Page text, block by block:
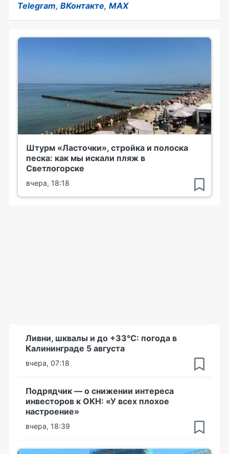
Telegram, ВКонтакте, MAX
Штурм «Ласточки», стройка и полоска
песка: как мы искали пляж в
Светлогорске
вчера, 18:18
Ливни, шквалы и до +33°С: погода в
Калининграде 5 августа
вчера, 07:18
Подрядчик — о снижении интереса
инвесторов к ОКН: «У всех плохое
настроение»
вчера, 18:39